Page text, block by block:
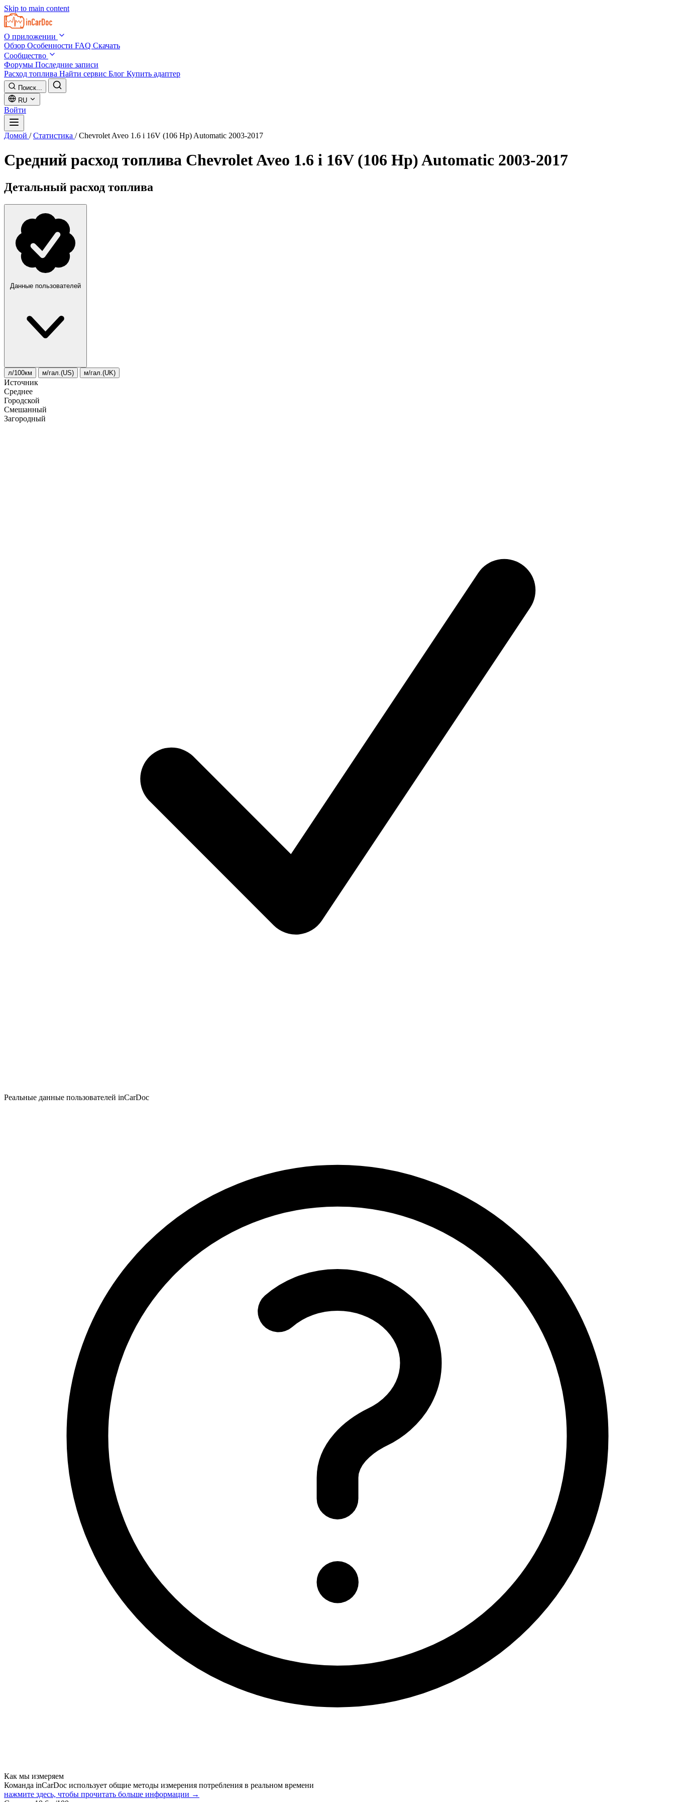
Skip to main content
О приложении
Обзор Особенности FAQ Скачать
Сообщество
Форумы Последние записи
Расход топлива Найти сервис Блог Купить адаптер
Поиск...
RU
Войти
Домой / Статистика / Chevrolet Aveo 1.6 i 16V (106 Hp) Automatic 2003-2017
Средний расход топлива Chevrolet Aveo 1.6 i 16V (106 Hp) Automatic 2003-2017
Детальный расход топлива
Данные пользователей
л/100км м/гал.(US) м/гал.(UK)
Источник
Среднее
Городской
Смешанный
Загородный
Реальные данные пользователей inCarDoc
Как мы измеряем
Команда inCarDoc использует общие методы измерения потребления в реальном времени
нажмите здесь, чтобы прочитать больше информации →